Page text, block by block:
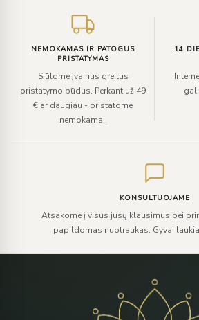
NEMOKAMAS IR PATOGUS
PRISTATYMAS
Siūlome įvairius greitus
pristatymo būdus. Perkant už 49
€ ar daugiau - pristatome
nemokamai.
14
KONSULTUOJAME
Atsakome į visus jūsų klausimus bei
papildomas nuotraukas. Gyvai